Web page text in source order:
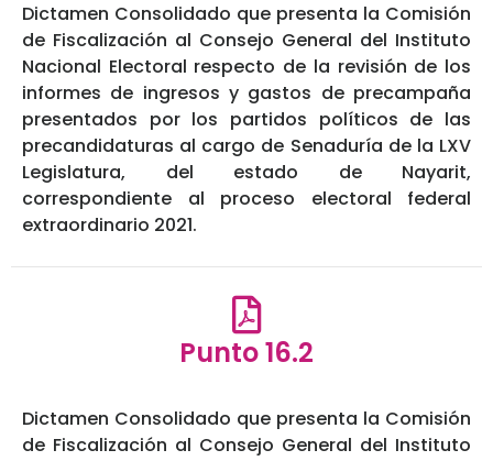
Dictamen Consolidado que presenta la Comisión
de Fiscalización al Consejo General del Instituto
Nacional Electoral respecto de la revisión de los
informes de ingresos y gastos de precampaña
presentados por los partidos políticos de las
precandidaturas al cargo de Senaduría de la LXV
Legislatura, del estado de Nayarit,
correspondiente al proceso electoral federal
extraordinario 2021.
Punto 16.2
Dictamen Consolidado que presenta la Comisión
de Fiscalización al Consejo General del Instituto